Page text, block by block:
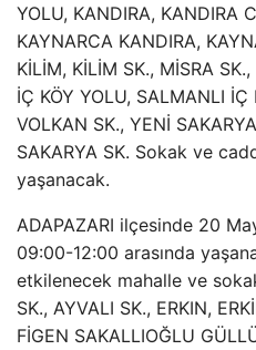
YOLU, KANDIRA, KANDIRA
KAYNARCA KANDIRA,
KİLİM, KİLİM SK., MİSRA
İÇ KÖY YOLU, SALMANLI
VOLKAN SK., YENİ
SAKARYA SK. Sokak ve
yaşanacak.
ADAPAZARI ilçesinde 20
09:00-12:00 arasında
etkilenecek mahalle ve
SK., AYVALI SK., ERKIN,
FİGEN SAKALLIOĞLU